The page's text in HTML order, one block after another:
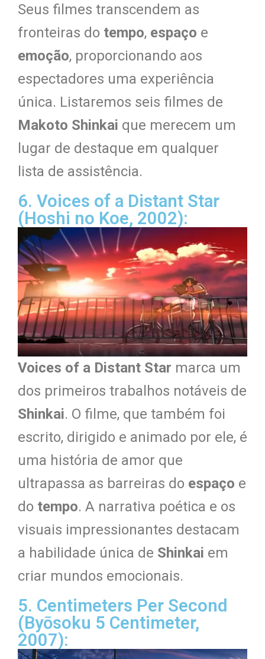
Seus filmes transcendem as
fronteiras do tempo, espaço e
emoção, proporcionando aos
espectadores uma experiência
única. Listaremos seis filmes de
Makoto Shinkai que merecem um
lugar de destaque em qualquer
lista de assistência.
6. Voices of a Distant Star
(Hoshi no Koe, 2002):
Voices of a Distant Star marca um
dos primeiros trabalhos notáveis de
Shinkai. O filme, que também foi
escrito, dirigido e animado por ele, é
uma história de amor que
ultrapassa as barreiras do espaço e
do tempo. A narrativa poética e os
visuais impressionantes destacam
a habilidade única de Shinkai em
criar mundos emocionais.
5. Centimeters Per Second
(Byōsoku 5 Centimeter,
2007):